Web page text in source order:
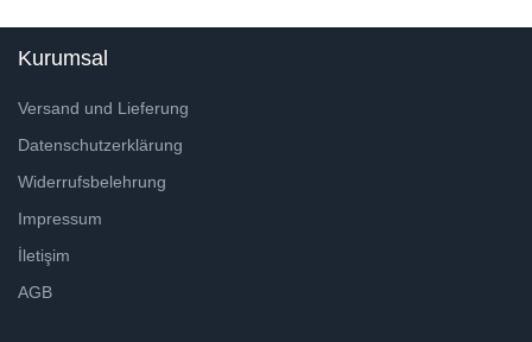
Kurumsal
Versand und Lieferung
Datenschutzerklärung
Widerrufsbelehrung
Impressum
İletişim
AGB